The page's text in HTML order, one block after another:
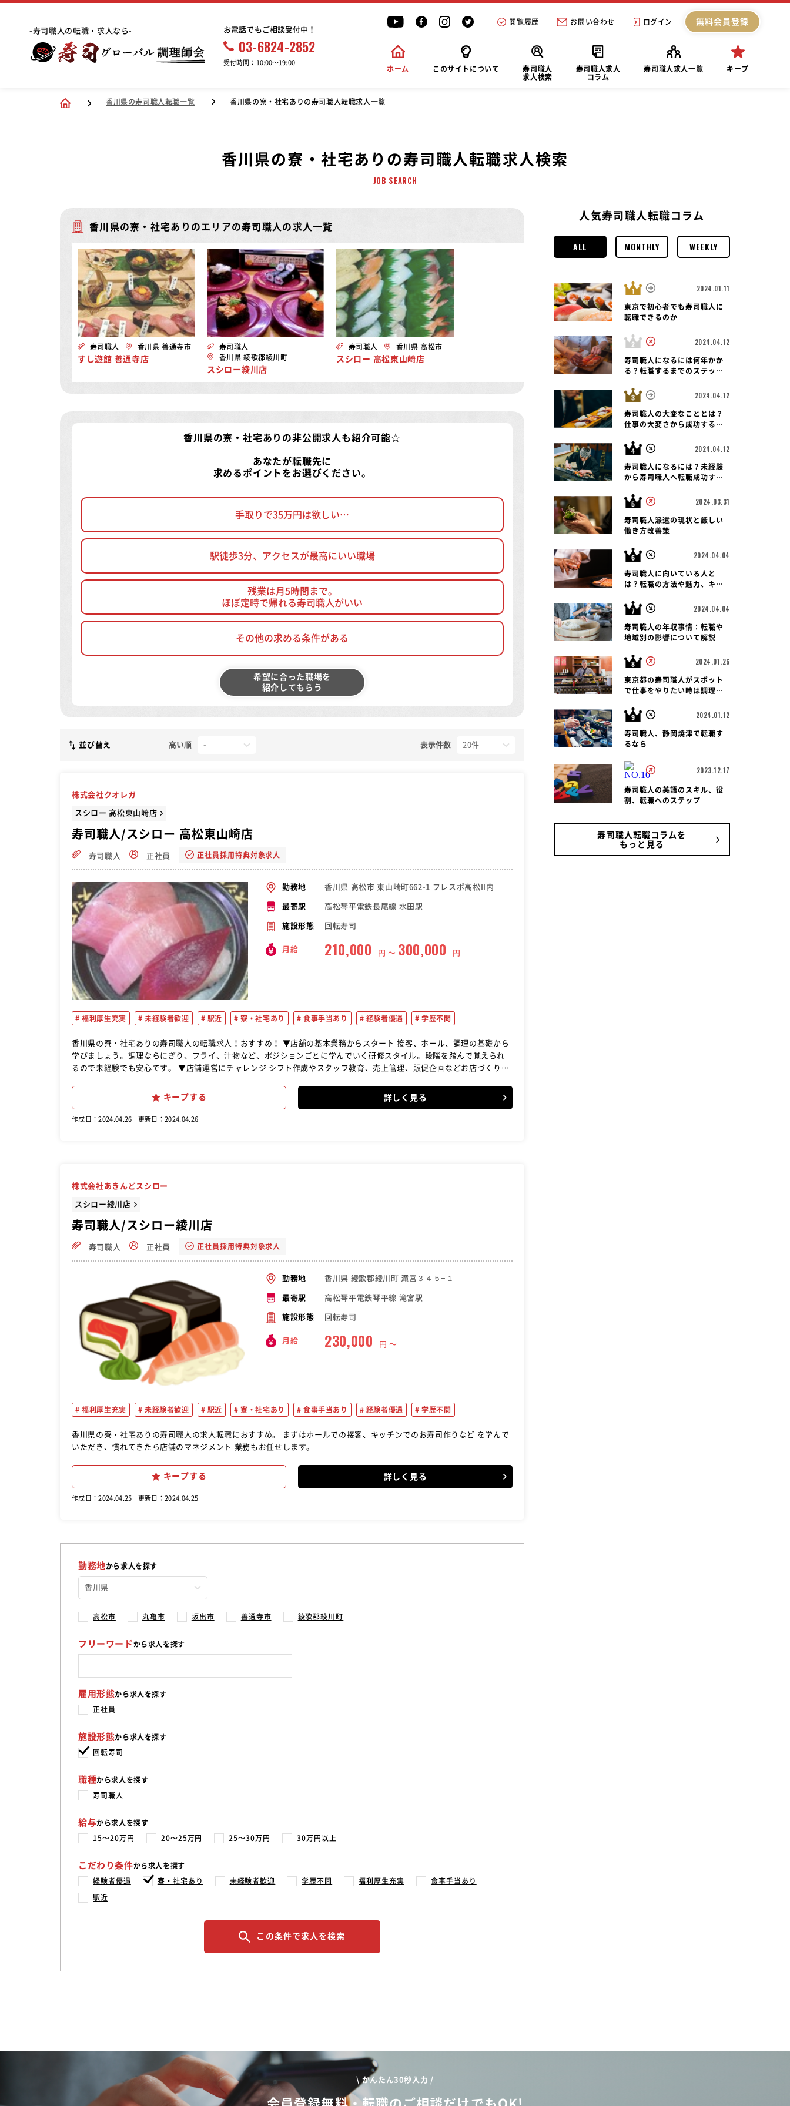
-寿司職人の転職・求人なら- お電話でもご相談受付中！
03-6824-2852
受付時間：10:00〜19:00
閲覧履歴 お問い合わせ ログイン 無料会員登録
ホーム このサイトについて
寿司職人
求人検索
寿司職人求人
コラム
寿司職人求人一覧 キープ
香川県の寿司職人転職一覧 香川県の寮・社宅ありの寿司職人転職求人一覧
香川県の寮・社宅ありの寿司職人転職求人検索
JOB SEARCH
香川県の寮・社宅ありのエリアの寿司職人の求人一覧
寿司職人 香川県 善通寺市
すし遊館 善通寺店
寿司職人
香川県 綾歌郡綾川町
スシロー綾川店
寿司職人 香川県 高松市
スシロー 高松東山崎店
香川県の寮・社宅ありの非公開求人 も紹介可能☆
あなたが転職先に
求めるポイントをお選びください。
手取りで35万円は欲しい…
駅徒歩3分、アクセスが最高にいい職場
残業は月5時間まで。
ほぼ定時で帰れる寿司職人がいい
その他の求める条件がある
希望に合った職場を
紹介してもらう
並び替え 高い順 表示件数
株式会社クオレガ
スシロー 高松東山崎店
寿司職人/スシロー 高松東山崎店
寿司職人 正社員 正社員採用特典対象求人
勤務地 香川県 高松市 東山崎町662-1 フレスポ高松II内
最寄駅 高松琴平電鉄長尾線 水田駅
施設形態 回転寿司
月給 210,000 円 〜 300,000 円
福利厚生充実 未経験者歓迎 駅近 寮・社宅あり 食事手当あり 経験者優遇 学歴不問
香川県の寮・社宅ありの寿司職人の転職求人！おすすめ！ ▼店舗の基本業務からスタート 接客、ホール、調理の基礎から
学びましょう。調理ならにぎり、フライ、汁物など、ポジションごとに学んでいく研修スタイル。段階を踏んで覚えられ
るので未経験でも安心です。 ▼店舗運営にチャレンジ シフト作成やスタッフ教育、売上管理、販促企画などお店づくりの
ハウ共有がしやすい環境です。
キープする 詳しく見る
作成日：2024.04.26 更新日：2024.04.26
株式会社あきんどスシロー
スシロー綾川店
寿司職人/スシロー綾川店
寿司職人 正社員 正社員採用特典対象求人
勤務地 香川県 綾歌郡綾川町 滝宮３４５−１
最寄駅 高松琴平電鉄琴平線 滝宮駅
施設形態 回転寿司
月給 230,000 円 〜
福利厚生充実 未経験者歓迎 駅近 寮・社宅あり 食事手当あり 経験者優遇 学歴不問
香川県の寮・社宅ありの寿司職人の求人転職におすすめ。 まずはホールでの接客、キッチンでのお寿司作りなど を学んで
いただき、慣れてきたら店舗のマネジメント 業務もお任せします。
キープする 詳しく見る
作成日：2024.04.25 更新日：2024.04.25
勤務地から求人を探す
高松市 丸亀市 坂出市 善通寺市 綾歌郡綾川町
フリーワードから求人を探す
雇用形態から求人を探す
正社員
施設形態から求人を探す
回転寿司
職種から求人を探す
寿司職人
給与から求人を探す
15〜20万円 20〜25万円 25〜30万円 30万円以上
こだわり条件から求人を探す
経験者優遇 寮・社宅あり 未経験者歓迎 学歴不問 福利厚生充実 食事手当あり
駅近
この条件で求人を検索
人気寿司職人転職コラム
ALL MONTHLY WEEKLY
2024.01.11
東京で初心者でも寿司職人に
転職できるのか
2024.04.12
寿司職人になるには何年かか
る？転職するまでのステップ
2024.04.12
寿司職人の大変なこととは？
仕事の大変さから成功する転
2024.04.12
寿司職人になるには？未経験
から寿司職人へ転職成功する
2024.03.31
寿司職人派遣の現状と厳しい
働き方改善策
2024.04.04
寿司職人に向いている人と
は？転職の方法や魅力、キャ
説！
2024.04.04
寿司職人の年収事情：転職や
地域別の影響について解説
2024.01.26
東京都の寿司職人がスポット
で仕事をやりたい時は調理師
2024.01.12
寿司職人、静岡焼津で転職す
るなら
2023.12.17
寿司職人の英語のスキル、役
割、転職へのステップ
寿司職人転職コラムを
もっと見る
\ かんたん30秒入力 /
会員登録無料・転職のご相談だけでもOK!